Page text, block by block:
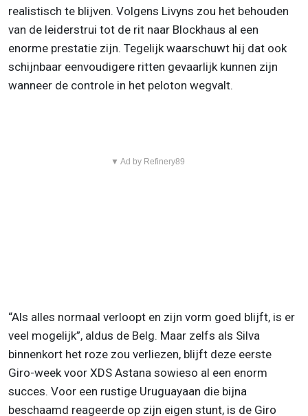
realistisch te blijven. Volgens Livyns zou het behouden
van de leiderstrui tot de rit naar Blockhaus al een
enorme prestatie zijn. Tegelijk waarschuwt hij dat ook
schijnbaar eenvoudigere ritten gevaarlijk kunnen zijn
wanneer de controle in het peloton wegvalt.
▼ Ad by Refinery89
“Als alles normaal verloopt en zijn vorm goed blijft, is er
veel mogelijk”, aldus de Belg. Maar zelfs als Silva
binnenkort het roze zou verliezen, blijft deze eerste
Giro-week voor XDS Astana sowieso al een enorm
succes. Voor een rustige Uruguayaan die bijna
beschaamd reageerde op zijn eigen stunt, is de Giro